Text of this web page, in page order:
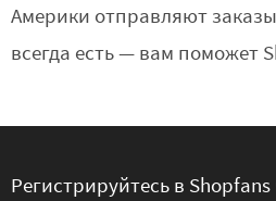
Америки отправляют
всегда есть — вам поможет
Регистрируйтесь в